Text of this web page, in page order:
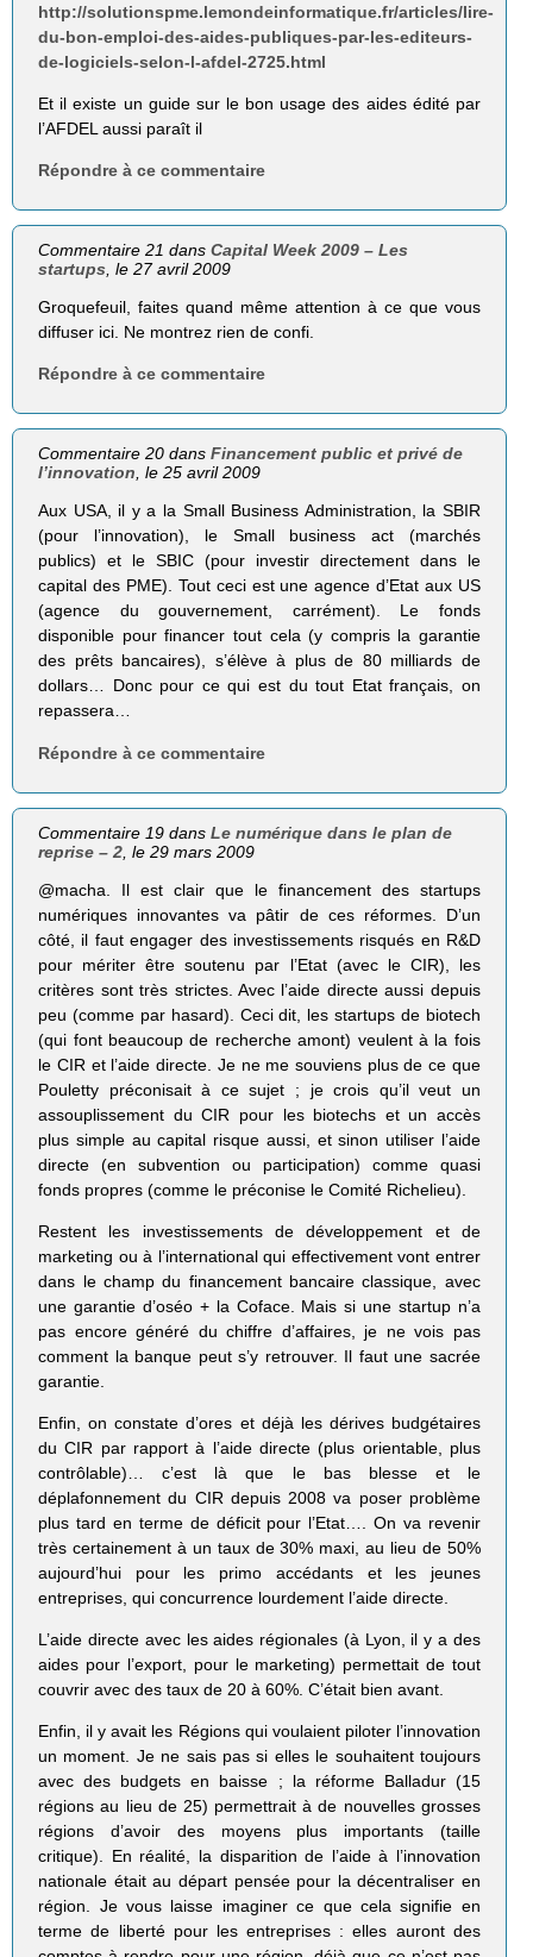
http://solutionspme.lemondeinformatique.fr/articles/lire-
du-bon-emploi-des-aides-publiques-par-les-editeurs-
de-logiciels-selon-l-afdel-2725.html
Et il existe un guide sur le bon usage des aides édité par
l’AFDEL aussi paraît il
Répondre à ce commentaire
Commentaire 21 dansCapital Week 2009 – Les
startups , le 27 avril 2009
Groquefeuil, faites quand même attention à ce que vous
diffuser ici. Ne montrez rien de confi.
Répondre à ce commentaire
Commentaire 20 dansFinancement public et privé de
l’innovation, le 25 avril 2009
Aux USA, il y a la Small Business Administration, la SBIR
(pour l’innovation), le Small business act (marchés
publics) et le SBIC (pour investir directement dans le
capital des PME). Tout ceci est une agence d’Etat aux US
(agence du gouvernement, carrément). Le fonds
disponible pour financer tout cela (y compris la garantie
des prêts bancaires), s’élève à plus de 80 milliards de
dollars… Donc pour ce qui est du tout Etat français, on
repassera…
Répondre à ce commentaire
Commentaire 19 dansLe numérique dans le plan de
reprise – 2 , le 29 mars 2009
@macha. Il est clair que le financement des startups
numériques innovantes va pâtir de ces réformes. D’un
côté, il faut engager des investissements risqués en R&D
pour mériter être soutenu par l’Etat (avec le CIR), les
critères sont très strictes. Avec l’aide directe aussi depuis
peu (comme par hasard). Ceci dit, les startups de biotech
(qui font beaucoup de recherche amont) veulent à la fois
le CIR et l’aide directe. Je ne me souviens plus de ce que
Pouletty préconisait à ce sujet ; je crois qu’il veut un
assouplissement du CIR pour les biotechs et un accès
plus simple au capital risque aussi, et sinon utiliser l’aide
directe (en subvention ou participation) comme quasi
fonds propres (comme le préconise le Comité Richelieu).
Restent les investissements de développement et de
marketing ou à l’international qui effectivement vont entrer
dans le champ du financement bancaire classique, avec
une garantie d’oséo + la Coface. Mais si une startup n’a
pas encore généré du chiffre d’affaires, je ne vois pas
comment la banque peut s’y retrouver. Il faut une sacrée
garantie.
Enfin, on constate d’ores et déjà les dérives budgétaires
du CIR par rapport à l’aide directe (plus orientable, plus
contrôlable)… c’est là que le bas blesse et le
déplafonnement du CIR depuis 2008 va poser problème
plus tard en terme de déficit pour l’Etat…. On va revenir
très certainement à un taux de 30% maxi, au lieu de 50%
aujourd’hui pour les primo accédants et les jeunes
entreprises, qui concurrence lourdement l’aide directe.
L’aide directe avec les aides régionales (à Lyon, il y a des
aides pour l’export, pour le marketing) permettait de tout
couvrir avec des taux de 20 à 60%. C’était bien avant.
Enfin, il y avait les Régions qui voulaient piloter l’innovation
un moment. Je ne sais pas si elles le souhaitent toujours
avec des budgets en baisse ; la réforme Balladur (15
régions au lieu de 25) permettrait à de nouvelles grosses
régions d’avoir des moyens plus importants (taille
critique). En réalité, la disparition de l’aide à l’innovation
nationale était au départ pensée pour la décentraliser en
région. Je vous laisse imaginer ce que cela signifie en
terme de liberté pour les entreprises : elles auront des